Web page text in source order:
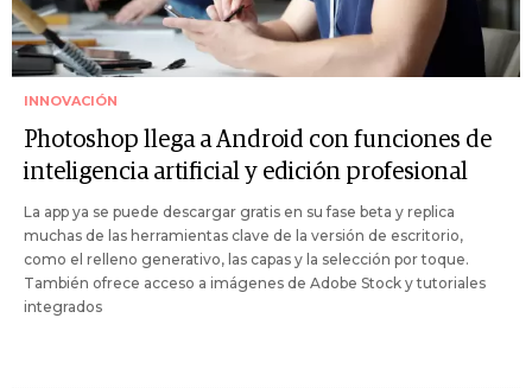
INNOVACIÓN
Photoshop llega a Android con funciones de
inteligencia artificial y edición profesional
La app ya se puede descargar gratis en su fase beta y replica
muchas de las herramientas clave de la versión de escritorio,
como el relleno generativo, las capas y la selección por toque.
También ofrece acceso a imágenes de Adobe Stock y tutoriales
integrados